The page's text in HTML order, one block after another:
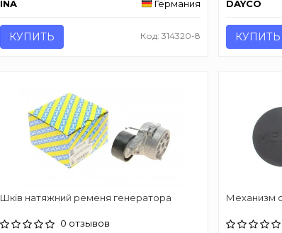
INA
Германия
КУПИТЬ Код: 314320-8
DAYCO
КУПИТЬ
Шків натяжний ременя генератора
0 отзывов
Механизм